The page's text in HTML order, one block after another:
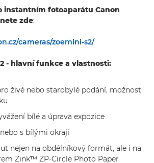
instantním fotoaparátu Canon
zde:
cameras/zoemini-s2/
- hlavní funkce a vlastnosti:
živé nebo starobylé podání, možnost
bílé a úprava expozice
s bílými okraji
nejen na obdélníkový formát, ale i na
Zink™ ZP-Circle Photo Paper